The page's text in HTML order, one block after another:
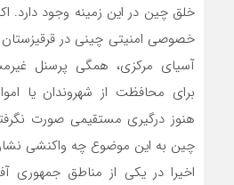
خلق چین در این زمینه وجود دارد.
خصوصی امنیتی چینی در
آسیای مرکزی، همگی پرسنل
برای محافظت از شهروندان یا
هنوز درگیری‌ مستقیمی صورت
چین به این موضوع چه واکنشی
اخیرا در یکی از مناطق جمهوری